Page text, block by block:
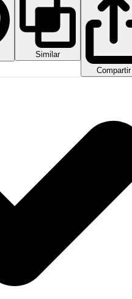
Similar
Compartir